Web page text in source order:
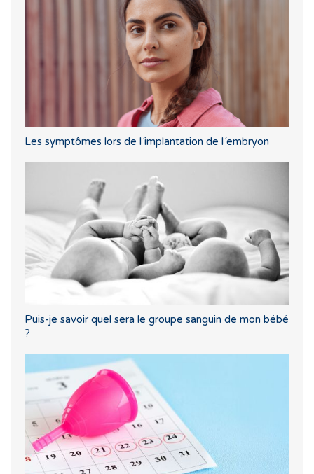
Les symptômes lors de l´implantation de l´embryon
Puis-je savoir quel sera le groupe sanguin de mon bébé
?